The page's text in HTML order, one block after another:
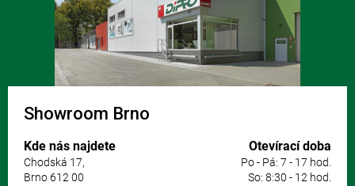
Showroom Brno
Kde nás najdete
Chodská 17,
Brno 612 00
Otevírací doba
Po - Pá: 7 - 17 hod.
So: 8:30 - 12 hod.